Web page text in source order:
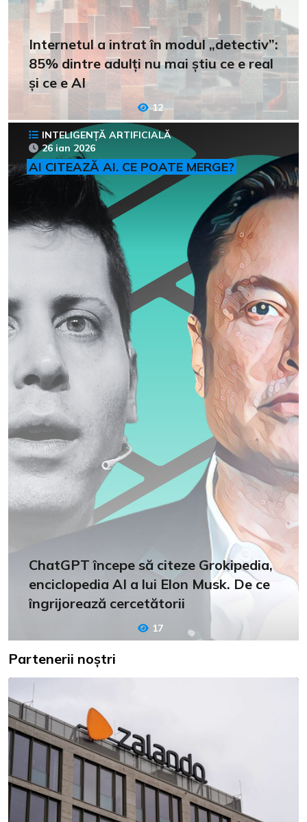
Internetul a intrat în modul „detectiv”:
85% dintre adulți nu mai știu ce e real
și ce e AI
12
INTELIGENȚĂ ARTIFICIALĂ
26 ian 2026
AI CITEAZĂ AI. CE POATE MERGE?
ChatGPT începe să citeze Grokipedia,
enciclopedia AI a lui Elon Musk. De ce
îngrijorează cercetătorii
17
Partenerii noștri